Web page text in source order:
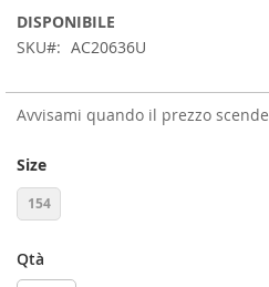
DISPONIBILE
SKU
AC20636U
Avvisami quando il prezzo scende
Size
154
Qtà